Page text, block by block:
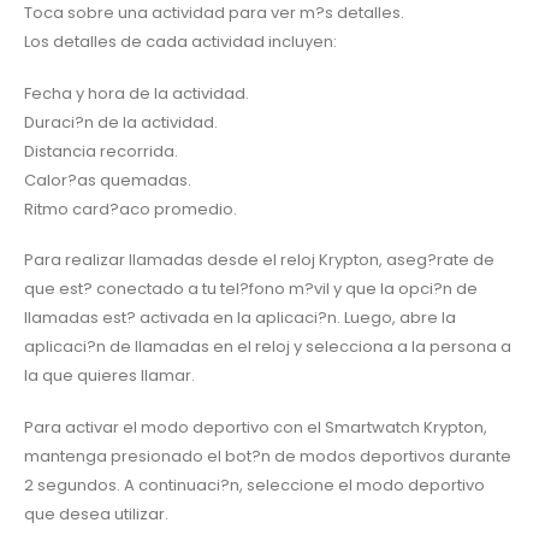
Toca sobre una actividad para ver m?s detalles.
Los detalles de cada actividad incluyen:
Fecha y hora de la actividad.
Duraci?n de la actividad.
Distancia recorrida.
Calor?as quemadas.
Ritmo card?aco promedio.
Para realizar llamadas desde el reloj Krypton, aseg?rate de
que est? conectado a tu tel?fono m?vil y que la opci?n de
llamadas est? activada en la aplicaci?n. Luego, abre la
aplicaci?n de llamadas en el reloj y selecciona a la persona a
la que quieres llamar.
Para activar el modo deportivo con el Smartwatch Krypton,
mantenga presionado el bot?n de modos deportivos durante
2 segundos. A continuaci?n, seleccione el modo deportivo
que desea utilizar.